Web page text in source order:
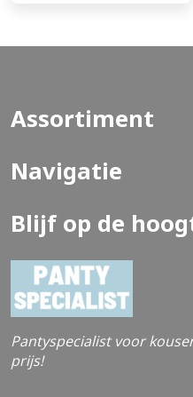
Assortiment
Navigatie
Blijf op de
Pantyspecialist voor
prijs!